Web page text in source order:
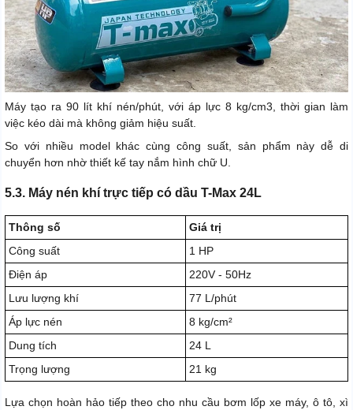
Máy tạo ra 90 lít khí nén/phút, với áp lực 8 kg/cm3, thời gian làm
việc kéo dài mà không giảm hiệu suất.
So với nhiều model khác cùng công suất, sản phẩm này dễ di
chuyển hơn nhờ thiết kế tay nắm hình chữ U.
5.3. Máy nén khí trực tiếp có dầu T-Max 24L
Thông số
Giá trị
Công suất
1 HP
Điện áp
220V - 50Hz
Lưu lượng khí
77 L/phút
Áp lực nén
8 kg/cm²
Dung tích
24 L
Trọng lượng
21 kg
Lựa chọn hoàn hảo tiếp theo cho nhu cầu bơm lốp xe máy, ô tô, xì